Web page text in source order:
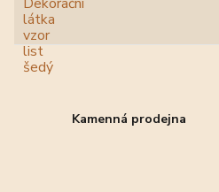
Kamenná prodejna